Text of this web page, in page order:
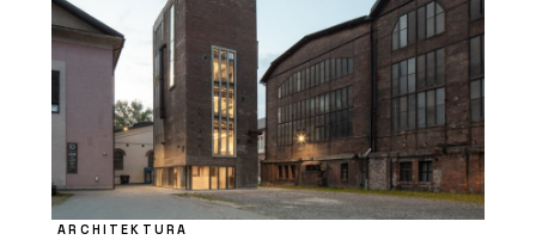
ARCHITEKTURA